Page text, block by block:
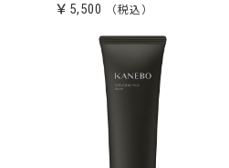
￥5,500